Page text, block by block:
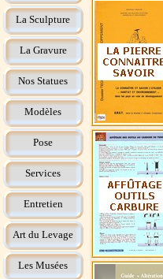
La Sculpture
La Gravure
Nos Statues
Modèles
Pose
Services
Entretien
Art du Levage
Les Musées